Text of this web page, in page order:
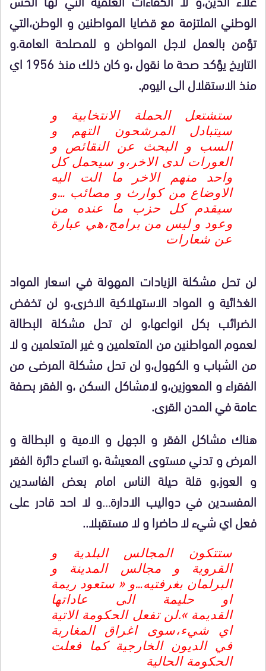
الوطني الملتزمة مع قضايا المواطنين و الوطن،التي
تؤمن بالعمل لاجل المواطن و للمصلحة العامة.و
التاريخ يؤكد صحة ما نقول ،و كان ذلك منذ 1956 اي
منذ الاستقلال الى اليوم.
ستشتعل الحملة الانتخابية و
سيتبادل المرشحون التهم و
السب و البحث عن النقائص و
العورات لدى الاخر،و سيحمل كل
واحد منهم الاخر ما الت اليه
الاوضاع من كوارث و مصائب …و
سيقدم كل حزب ما عنده من
وعود و ليس من برامج،هي عبارة
عن شعارات
لن تحل مشكلة الزيادات المهولة في اسعار المواد
الغذائية و المواد الاستهلاكية الاخرى،و لن تخفض
الضرائب بكل انواعها،و لن تحل مشكلة البطالة
لعموم المواطنين من المتعلمين و غير المتعلمين و لا
من الشباب و الكهول،و لن تحل مشكلة المرضى من
الفقراء و المعوزين،و لامشاكل السكن ،و الفقر بصفة
عامة في المدن القرى.
هناك مشاكل الفقر و الجهل و الامية و البطالة و
المرض و تدني مستوى المعيشة ،و اتساع دائرة الفقر
و العوز،و قلة حيلة الناس امام بعض الفاسدين
المفسدين في دواليب الادارة…و لا احد قادر على
فعل اي شيء لا حاضرا و لا مستقبلا..
ستتكون المجالس البلدية و
القروية و مجالس المدينة و
البرلمان بغرفتيه…و « ستعود ريمة
او حليمة الى عاداتها
القديمة ».لن تفعل الحكومة الاتية
اي شيء،سوى اغراق المغاربة
في الديون الخارجية كما فعلت
الحكومة الحالية